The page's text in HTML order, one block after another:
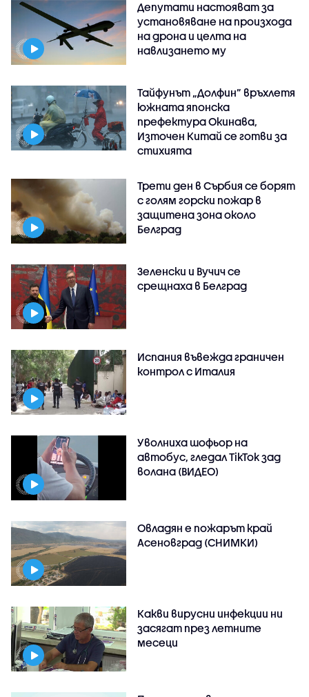
Депутати настояват за
установяване на произхода
на дрона и целта на
навлизането му
Тайфунът „Долфин” връхлетя
южната японска
префектура Окинава,
Източен Китай се готви за
стихията
Трети ден в Сърбия се борят
с голям горски пожар в
защитена зона около
Белград
Зеленски и Вучич се
срещнаха в Белград
Испания въвежда граничен
контрол с Италия
Уволниха шофьор на
автобус, гледал TikTok зад
волана (ВИДЕО)
Овладян е пожарът край
Асеновград (СНИМКИ)
Какви вирусни инфекции ни
засягат през летните
месеци